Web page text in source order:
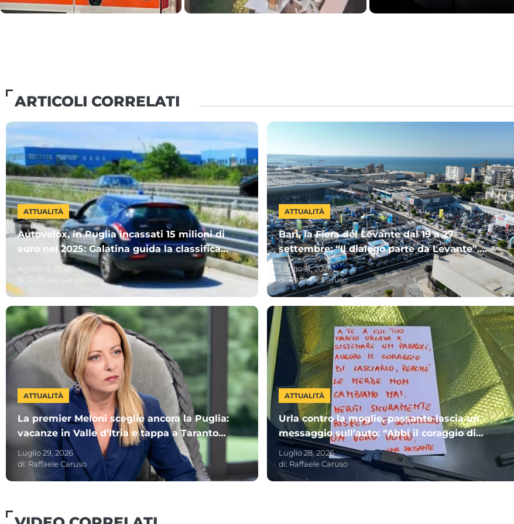
ARTICOLI CORRELATI
ATTUALITÀ
Autovelox, in Puglia incassati 15 milioni di
euro nel 2025: Galatina guida la classifica.
Ecco gli altri Comuni più “cari”
Agosto 3, 2026
di: Raffaele Caruso
ATTUALITÀ
Bari, la Fiera del Levante dal 19 a 27
settembre: “Il dialogo parte da Levante”.
Invitata la Premier Meloni
Luglio 31, 2026
di:Raffaele Caruso
ATTUALITÀ
La premier Meloni sceglie ancora la Puglia:
vacanze in Valle d’Itria e tappa a Taranto
per i Giochi del Mediterraneo
Luglio 29, 2026
di: Raffaele Caruso
ATTUALITÀ
Urla contro la moglie, passante lascia un
messaggio sull’auto: “Abbi il coraggio di
lasciarlo”
Luglio 28, 2026
di: Raffaele Caruso